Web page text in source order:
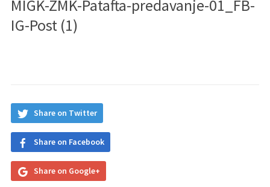
MIGK-ZMK-Patafta-predavanje-01_FB-
IG-Post (1)
Share on Twitter
Share on Facebook
Share on Google+